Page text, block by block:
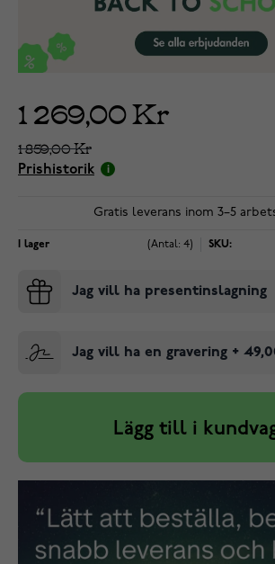
1 269,00 Kr
1 859,00 Kr
Prishistorik
Gratis leverans inom 3–5
I lager (Antal: 4) SKU:
Jag vill ha presentinslagning
Jag vill ha en gravering +
Lägg till i